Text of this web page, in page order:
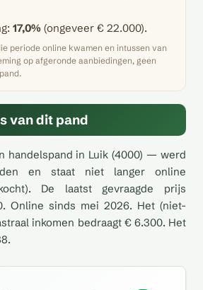
17,0% (ongeveer € 22.000).
periode online kwamen en intussen van
op afgeronde aanbiedingen, geen
van dit pand
handelspand in Luik (4000) — werd
en staat niet langer online
De laatst gevraagde prijs
Online sinds mei 2026. Het (niet-
inkomen bedraagt € 6.300. Het